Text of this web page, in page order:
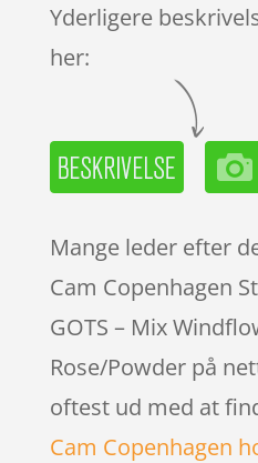
Yderligere
her:
Mange leder efter
Cam Copenhagen
GOTS – Mix
Rose/Powder på
oftest ud med at
Cam Copenhagen